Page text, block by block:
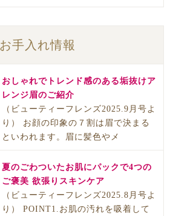
お手入れ情報
おしゃれでトレンド感のある垢抜けア
レンジ眉のご紹介
（ビューティーフレンズ2025.9月号よ
り） お顔の印象の７割は眉で決まる
といわれます。眉に髪色やメ
夏のごわついたお肌にパックで4つの
ご褒美 欲張りスキンケア
（ビューティーフレンズ2025.8月号よ
り） POINT1.お肌の汚れを吸着して